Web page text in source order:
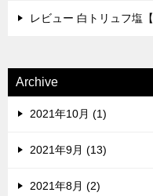
レビュー 白トリュフ塩
Archive
2021年10月 (1)
2021年9月 (13)
2021年8月 (2)